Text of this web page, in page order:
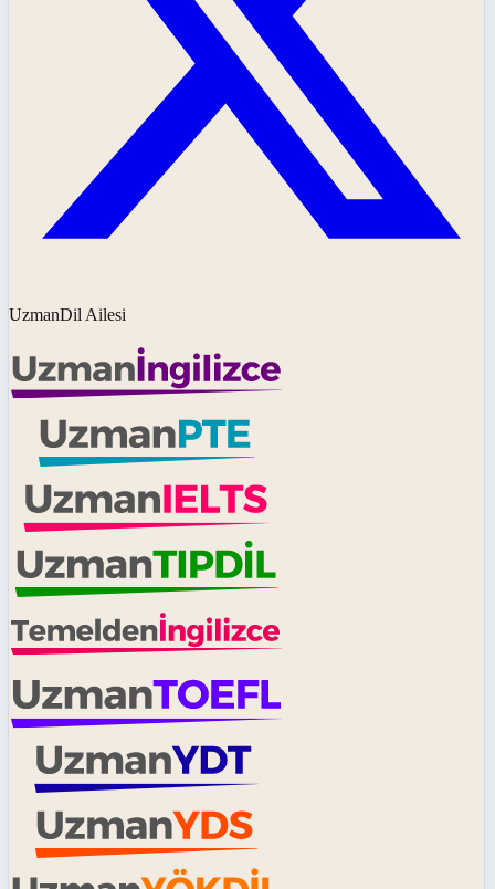
UzmanDil Ailesi